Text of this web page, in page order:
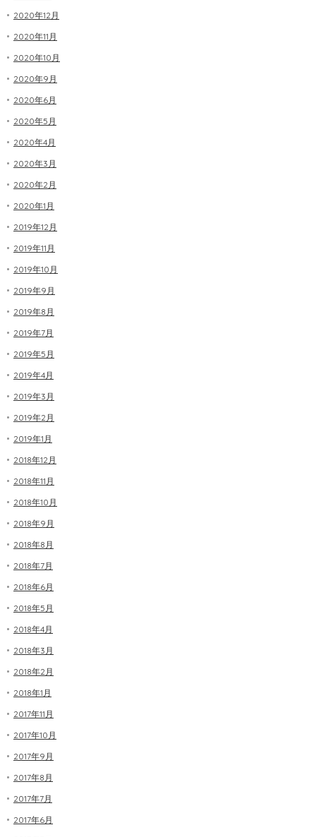
2020年12月
2020年11月
2020年10月
2020年9月
2020年6月
2020年5月
2020年4月
2020年3月
2020年2月
2020年1月
2019年12月
2019年11月
2019年10月
2019年9月
2019年8月
2019年7月
2019年5月
2019年4月
2019年3月
2019年2月
2019年1月
2018年12月
2018年11月
2018年10月
2018年9月
2018年8月
2018年7月
2018年6月
2018年5月
2018年4月
2018年3月
2018年2月
2018年1月
2017年11月
2017年10月
2017年9月
2017年8月
2017年7月
2017年6月